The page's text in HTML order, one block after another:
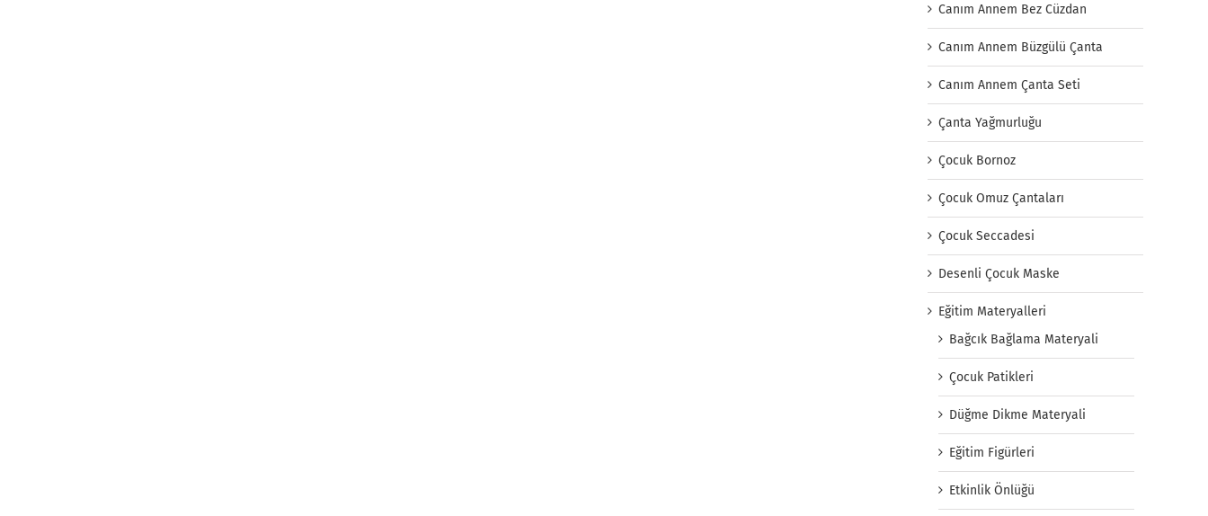
Canım Annem Bez Cüzdan
Canım Annem Büzgülü Çanta
Canım Annem Çanta Seti
Çanta Yağmurluğu
Çocuk Bornoz
Çocuk Omuz Çantaları
Çocuk Seccadesi
Desenli Çocuk Maske
Eğitim Materyalleri
Bağcık Bağlama Materyali
Çocuk Patikleri
Düğme Dikme Materyali
Eğitim Figürleri
Etkinlik Önlüğü